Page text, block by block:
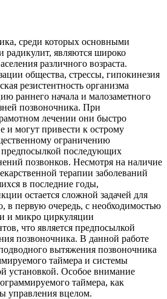
среди которых основными
радикулит, являются широко
различного возраста.
общества, стрессы, гипокинезия
резистентность организма
раннего начала и малозаметного
позвоночника. При
лечении они быстро
и могут привести к острому
ограничению
последующих
позвонков. Несмотря на наличие
терапии заболеваний
в последние годы,
остается сложной задачей для
в первую очередь, с необходимостью
и микро циркуляции
что является предпосылкой
позвоночника. В данной работе
вытяжения позвоночника
таймера и системы
установкой. Особое внимание
таймера, как
управления вцелом.